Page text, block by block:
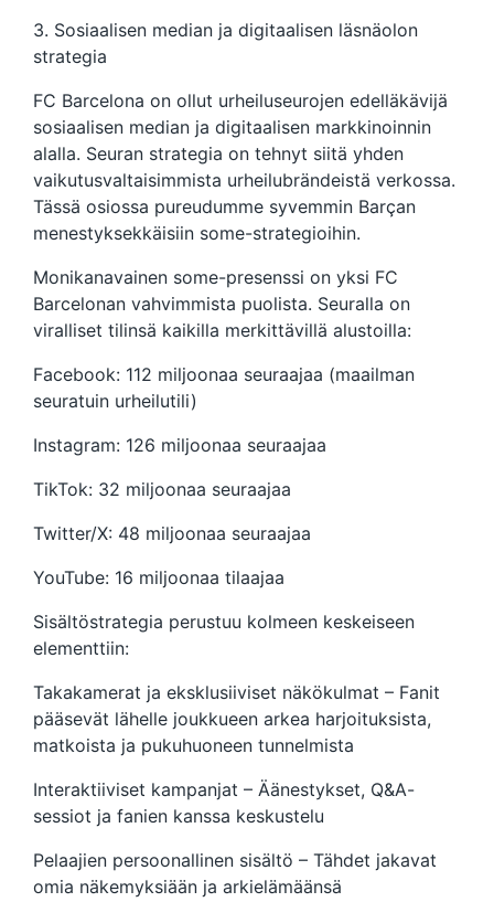
3. Sosiaalisen median ja digitaalisen läsnäolon
strategia
FC Barcelona on ollut urheiluseurojen edelläkävijä
sosiaalisen median ja digitaalisen markkinoinnin
alalla. Seuran strategia on tehnyt siitä yhden
vaikutusvaltaisimmista urheilubrändeistä verkossa.
Tässä osiossa pureudumme syvemmin Barçan
menestyksekkäisiin some-strategioihin.
Monikanavainen some-presenssi on yksi FC
Barcelonan vahvimmista puolista. Seuralla on
viralliset tilinsä kaikilla merkittävillä alustoilla:
Facebook: 112 miljoonaa seuraajaa (maailman
seuratuin urheilutili)
Instagram: 126 miljoonaa seuraajaa
TikTok: 32 miljoonaa seuraajaa
Twitter/X: 48 miljoonaa seuraajaa
YouTube: 16 miljoonaa tilaajaa
Sisältöstrategia perustuu kolmeen keskeiseen
elementtiin:
Takakamerat ja eksklusiiviset näkökulmat – Fanit
pääsevät lähelle joukkueen arkea harjoituksista,
matkoista ja pukuhuoneen tunnelmista
Interaktiiviset kampanjat – Äänestykset, Q&A-
sessiot ja fanien kanssa keskustelu
Pelaajien persoonallinen sisältö – Tähdet jakavat
omia näkemyksiään ja arkielämäänsä